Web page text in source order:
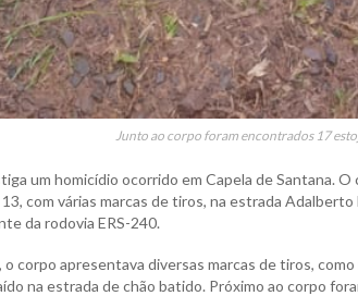
Junto ao corpo foram encontrados 17
um homicídio ocorrido em Capela de Santana.
com várias marcas de tiros, na estrada
da rodovia ERS-240.
o corpo apresentava diversas marcas de tiros,
na estrada de chão batido. Próximo ao corpo